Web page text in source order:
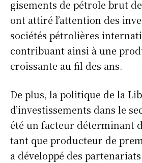
gisements de pétrole brut
ont attiré l’attention des
sociétés pétrolières
contribuant ainsi à une
croissante au fil des ans.
De plus, la politique de la
d’investissements dans le
été un facteur déterminant
tant que producteur de
a développé des